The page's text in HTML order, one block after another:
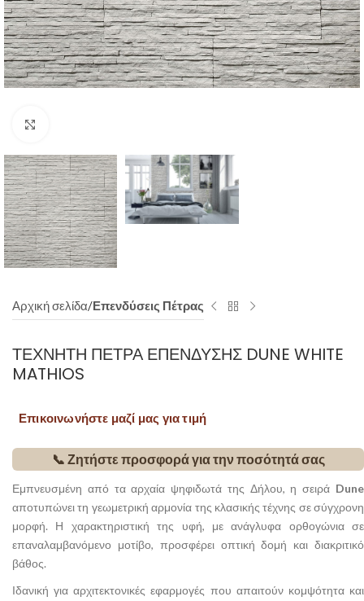
Αρχική σελίδα Επενδύσεις Πέτρας
ΤΕΧΝΗΤΉ ΠΈΤΡΑ ΕΠΈΝΔΥΣΗΣ DUNE WHITE
MATHIOS
Επικοινωνήστε μαζί μας για τιμή
📞 Ζητήστε προσφορά για την ποσότητά σας
Εμπνευσμένη από τα αρχαία ψηφιδωτά της Δήλου, η σειρά Dune
αποτυπώνει τη γεωμετρική αρμονία της κλασικής τέχνης σε σύγχρονη
μορφή. Η χαρακτηριστική της υφή, με ανάγλυφα ορθογώνια σε
επαναλαμβανόμενο μοτίβο, προσφέρει οπτική δομή και διακριτικό
βάθος.
Ιδανική για αρχιτεκτονικές εφαρμογές που απαιτούν κομψότητα και